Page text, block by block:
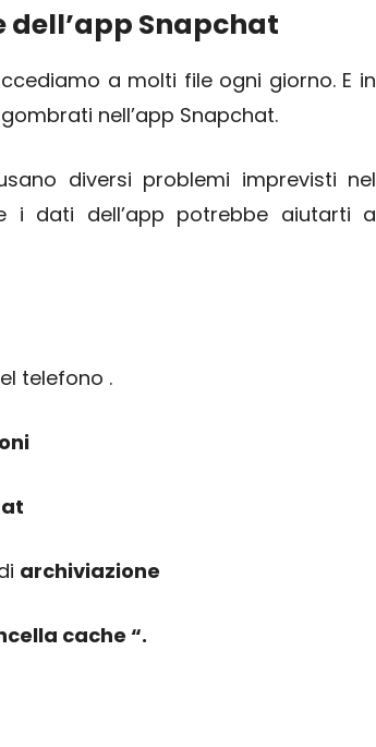
dell’app Snapchat
a molti file ogni giorno. E in
nell’app Snapchat.
diversi problemi imprevisti nel
i dati dell’app potrebbe aiutarti a
telefono .
archiviazione
cache “.